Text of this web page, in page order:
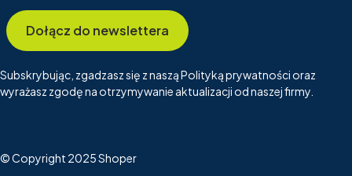
Dołącz do newslettera
Subskrybując, zgadzasz się z naszą Polityką prywatności oraz
wyrażasz zgodę na otrzymywanie aktualizacji od naszej firmy.
© Copyright 2025Shoper